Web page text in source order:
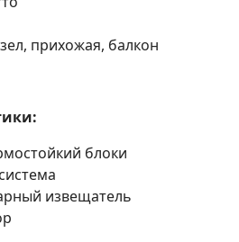
прихожая, балкон
блоки
извещатель